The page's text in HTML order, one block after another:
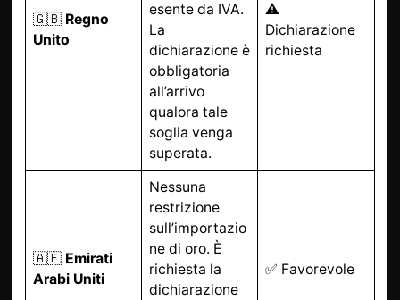
🇬🇧 Regno
Unito
esente da IVA.
La
dichiarazione è
obbligatoria
all’arrivo
qualora tale
soglia venga
superata.
⚠️
Dichiarazione
richiesta
🇦🇪 Emirati
Arabi Uniti
Nessuna
restrizione
sull’importazio
ne di oro. È
richiesta la
dichiarazione
✅ Favorevole